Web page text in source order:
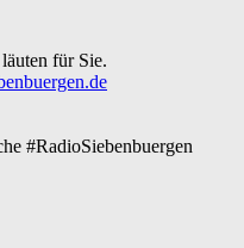
für Sie.
#RadioSiebenbuergen